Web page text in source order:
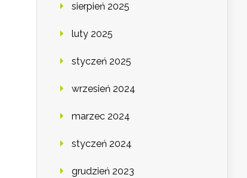
sierpień 2025
luty 2025
styczeń 2025
wrzesień 2024
marzec 2024
styczeń 2024
grudzień 2023